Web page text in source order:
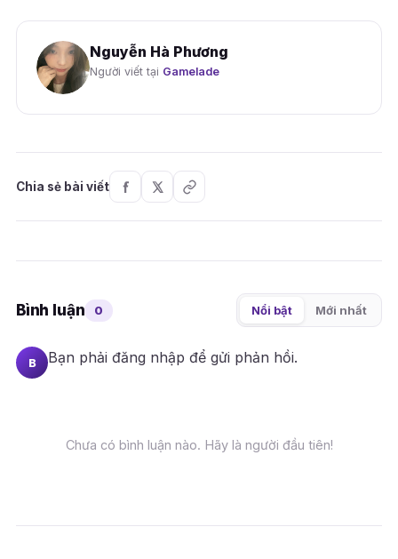
Nguyễn Hà Phương
Người viết tại Gamelade
Chia sẻ bài viết
Bình luận 0 Nổi bật Mới nhất
B Bạn phải đăng nhập để gửi phản hồi.
Chưa có bình luận nào. Hãy là người đầu tiên!